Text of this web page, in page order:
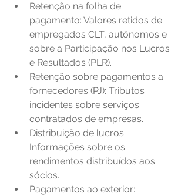
Retenção na folha de
pagamento: Valores retidos de
empregados CLT, autônomos e
sobre a Participação nos Lucros
e Resultados (PLR).
Retenção sobre pagamentos a
fornecedores (PJ): Tributos
incidentes sobre serviços
contratados de empresas.
Distribuição de lucros:
Informações sobre os
rendimentos distribuídos aos
sócios.
Pagamentos ao exterior: